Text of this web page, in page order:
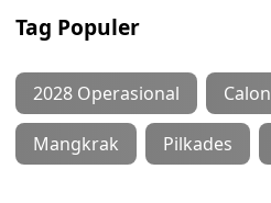
Tag Populer
2028 Operasional Calon
Mangkrak Pilkades